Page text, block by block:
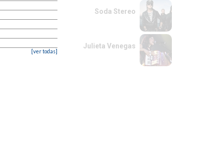
[ver todas]
Soda Stereo
Julieta Venegas